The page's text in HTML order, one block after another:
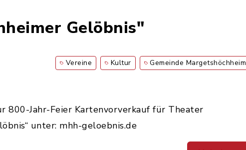
Gelöbnis"
Vereine Kultur Gemeinde Margetshöchheim
800-Jahr-Feier Kartenvorverkauf für Theater
unter: mhh-geloebnis.de